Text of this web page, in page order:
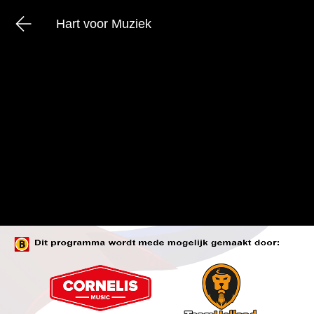
Hart voor Muziek